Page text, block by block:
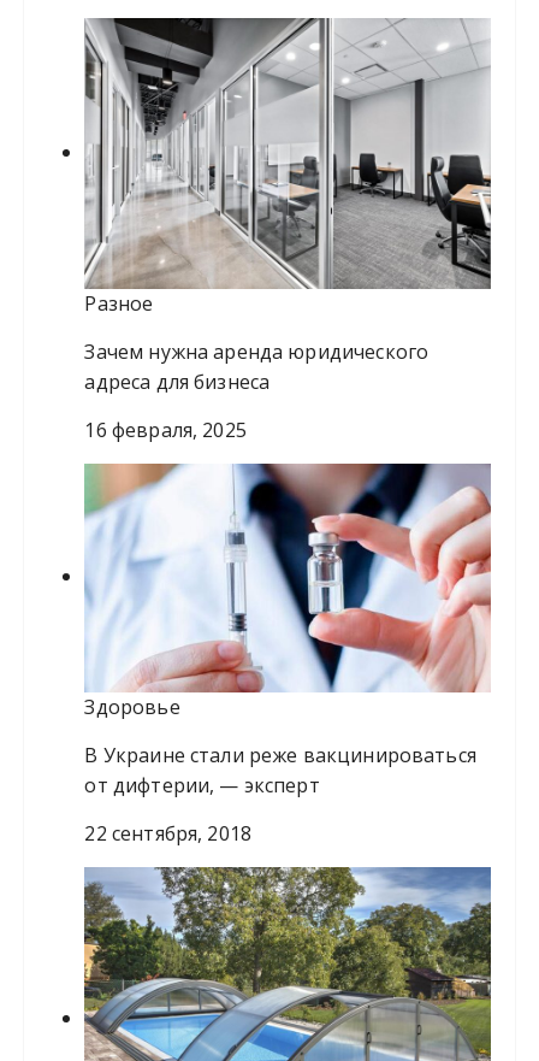
Разное
Зачем нужна аренда юридического
адреса для бизнеса
16 февраля, 2025
Здоровье
В Украине стали реже вакцинироваться
от дифтерии, — эксперт
22 сентября, 2018